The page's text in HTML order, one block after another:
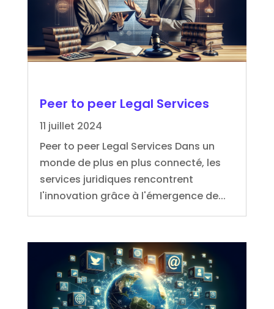
Peer to peer Legal Services
11 juillet 2024
Peer to peer Legal Services Dans un
monde de plus en plus connecté, les
services juridiques rencontrent
l'innovation grâce à l'émergence de...